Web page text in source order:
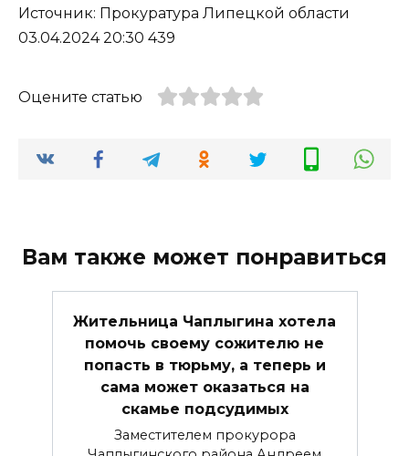
Источник: Прокуратура Липецкой области
03.04.2024 20:30 439
Оцените статью
Вам также может понравиться
Жительница Чаплыгина хотела
помочь своему сожителю не
попасть в тюрьму, а теперь и
сама может оказаться на
скамье подсудимых
Заместителем прокурора